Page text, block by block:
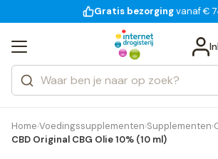
voor 18:00 uur besteld
Gratis bezorgingvanaf €
14 dagen bedenktijd
Zoeken
Categorieën
Merken
Home›Voedingssupplementen›Supplementen›
CBD Original CBG Olie 10% (10 ml)